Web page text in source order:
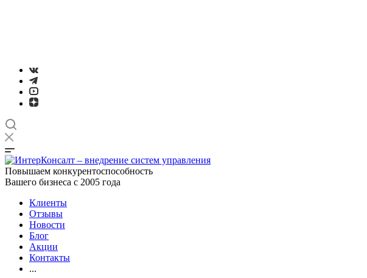
Повышаем конкурентоспособность
Вашего бизнеса с 2005 года
Клиенты
Отзывы
Новости
Блог
Акции
Контакты
...